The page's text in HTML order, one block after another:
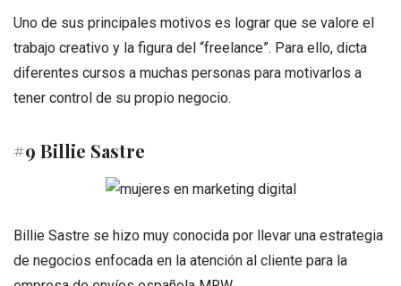
Uno de sus principales motivos es lograr que se valore el
trabajo creativo y la figura del “freelance”. Para ello, dicta
diferentes cursos a muchas personas para motivarlos a
tener control de su propio negocio.
#9 Billie Sastre
Billie Sastre se hizo muy conocida por llevar una estrategia
de negocios enfocada en la atención al cliente para la